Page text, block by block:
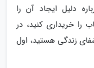
دلیل ایجاد آن را
را خریداری کنید، در
زندگی هستید، اول